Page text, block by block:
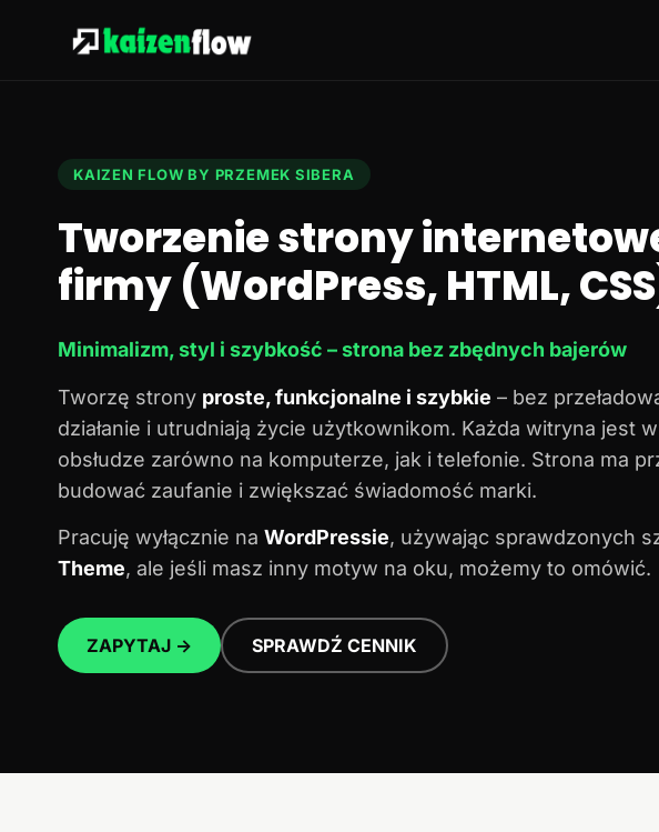
KAIZEN FLOW BY PRZEMEK SIBERA
Tworzenie strony
firmy (WordPress, HTML,
Minimalizm, styl i szybkość – strona bez zbędnych bajerów
Tworzę strony proste, funkcjonalne i szybkie – bez
działanie i utrudniają życie użytkownikom. Każda witryna jest w
obsłudze zarówno na komputerze, jak i telefonie. Strona ma
budować zaufanie i zwiększać świadomość marki.
Pracuję wyłącznie na WordPressie, używając sprawdzonych
Theme, ale jeśli masz inny motyw na oku, możemy to omówić.
ZAPYTAJ → SPRAWDŹ CENNIK